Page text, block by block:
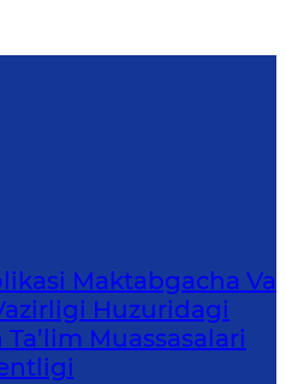
Maktabgacha Va
Huzuridagi
Muassasalari